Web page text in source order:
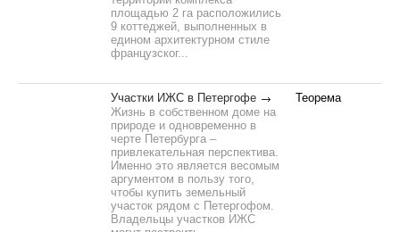
площадью 2 га расположились
9 коттеджей, выполненных в
едином архитектурном стиле
французског...
Участки ИЖС в Петергофе
Жизнь в собственном доме на
природе и одновременно в
черте Петербурга –
привлекательная перспектива.
Именно это является весомым
аргументом в пользу того,
чтобы купить земельный
участок рядом с Петергофом.
Владельцы участков ИЖС
Теорема